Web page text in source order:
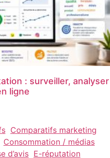
: surveiller, analyser
ligne
Comparatifs marketing
Consommation / médias
d’avis E-réputation